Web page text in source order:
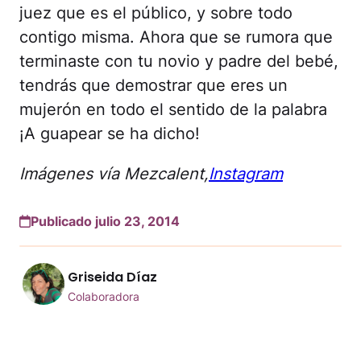
juez que es el público, y sobre todo
contigo misma. Ahora que se rumora que
terminaste con tu novio y padre del bebé,
tendrás que demostrar que eres un
mujerón en todo el sentido de la palabra
¡A guapear se ha dicho!
Imágenes vía Mezcalent,Instagram
Publicado julio 23, 2014
Griseida Díaz
Colaboradora